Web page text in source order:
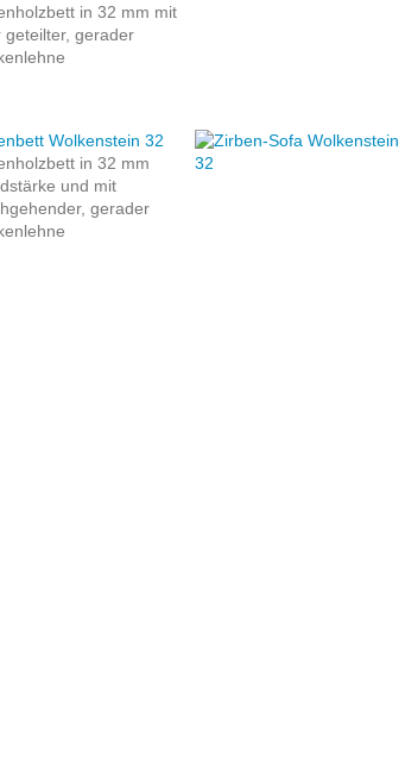
in 32 mm mit
geteilter, gerader
Wolkenstein 32
in 32 mm
und mit
gerader